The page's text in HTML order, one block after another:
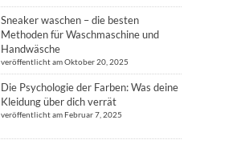
Sneaker waschen – die besten
Methoden für Waschmaschine und
Handwäsche
veröffentlicht am Oktober 20, 2025
Die Psychologie der Farben: Was deine
Kleidung über dich verrät
veröffentlicht am Februar 7, 2025